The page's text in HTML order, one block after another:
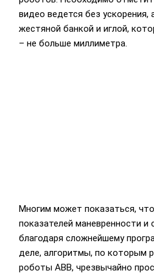
видео ведется без ускорения,
жестяной банкой и иглой,
– не больше миллиметра.
Многим может показаться,
показателей маневренности и
благодаря сложнейшему
деле, алгоритмы, по которым
роботы ABB, чрезвычайно